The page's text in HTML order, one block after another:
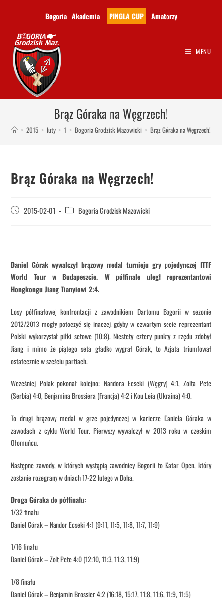
Bogoria Akademia PINGLA CUP Amatorzy
MENU
Brąz Góraka na Węgrzech!
> 2015 > luty > 1 > Bogoria Grodzisk Mazowicki > Brąz Góraka na Węgrzech!
Brąz Góraka na Węgrzech!
2015-02-01 Bogoria Grodzisk Mazowicki
Daniel Górak wywalczył brązowy medal turnieju gry pojedynczej ITTF
World Tour w Budapeszcie. W półfinale uległ reprezentantowi
Hongkongu Jiang Tianyiowi 2:4.
Losy półfinałowej konfrontacji z zawodnikiem Dartomu Bogorii w sezonie
2012/2013 mogły potoczyć się inaczej, gdyby w czwartym secie reprezentant
Polski wykorzystał piłki setowe (10:8). Niestety cztery punkty z rzędu zdobył
Jiang i mimo że piątego seta gładko wygrał Górak, to Azjata triumfował
ostatecznie w sześciu partiach.
Wcześniej Polak pokonał kolejno: Nandora Ecseki (Węgry) 4:1, Zolta Pete
(Serbia) 4:0, Benjamina Brossiera (Francja) 4:2 i Kou Leia (Ukraina) 4:0.
To drugi brązowy medal w grze pojedynczej w karierze Daniela Góraka w
zawodach z cyklu World Tour. Pierwszy wywalczył w 2013 roku w czeskim
Ołomuńcu.
Następne zawody, w których wystąpią zawodnicy Bogorii to Katar Open, który
zostanie rozegrany w dniach 17-22 lutego w Doha.
Droga Góraka do półfinału:
1/32 finału
Daniel Górak – Nandor Ecseki 4:1 (9:11, 11:5, 11:8, 11:7, 11:9)
1/16 finału
Daniel Górak – Zolt Pete 4:0 (12:10, 11:3, 11:3, 11:9)
1/8 finału
Daniel Górak – Benjamin Brossier 4:2 (16:18, 15:17, 11:8, 11:6, 11:9, 11:5)